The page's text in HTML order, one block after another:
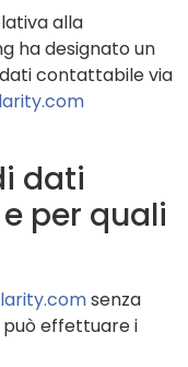
alla
ha designato un
contattabile via
dati
per quali
senza
può effettuare i